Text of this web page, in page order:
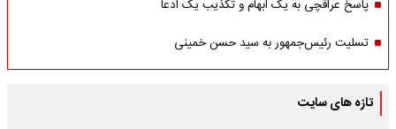
پاسخ عراقچی به یک ابهام و تکذیب یک ادعا
تسلیت رئیس‌جمهور به سید حسن خمینی
تازه های سایت